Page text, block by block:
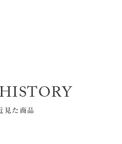
見た商品